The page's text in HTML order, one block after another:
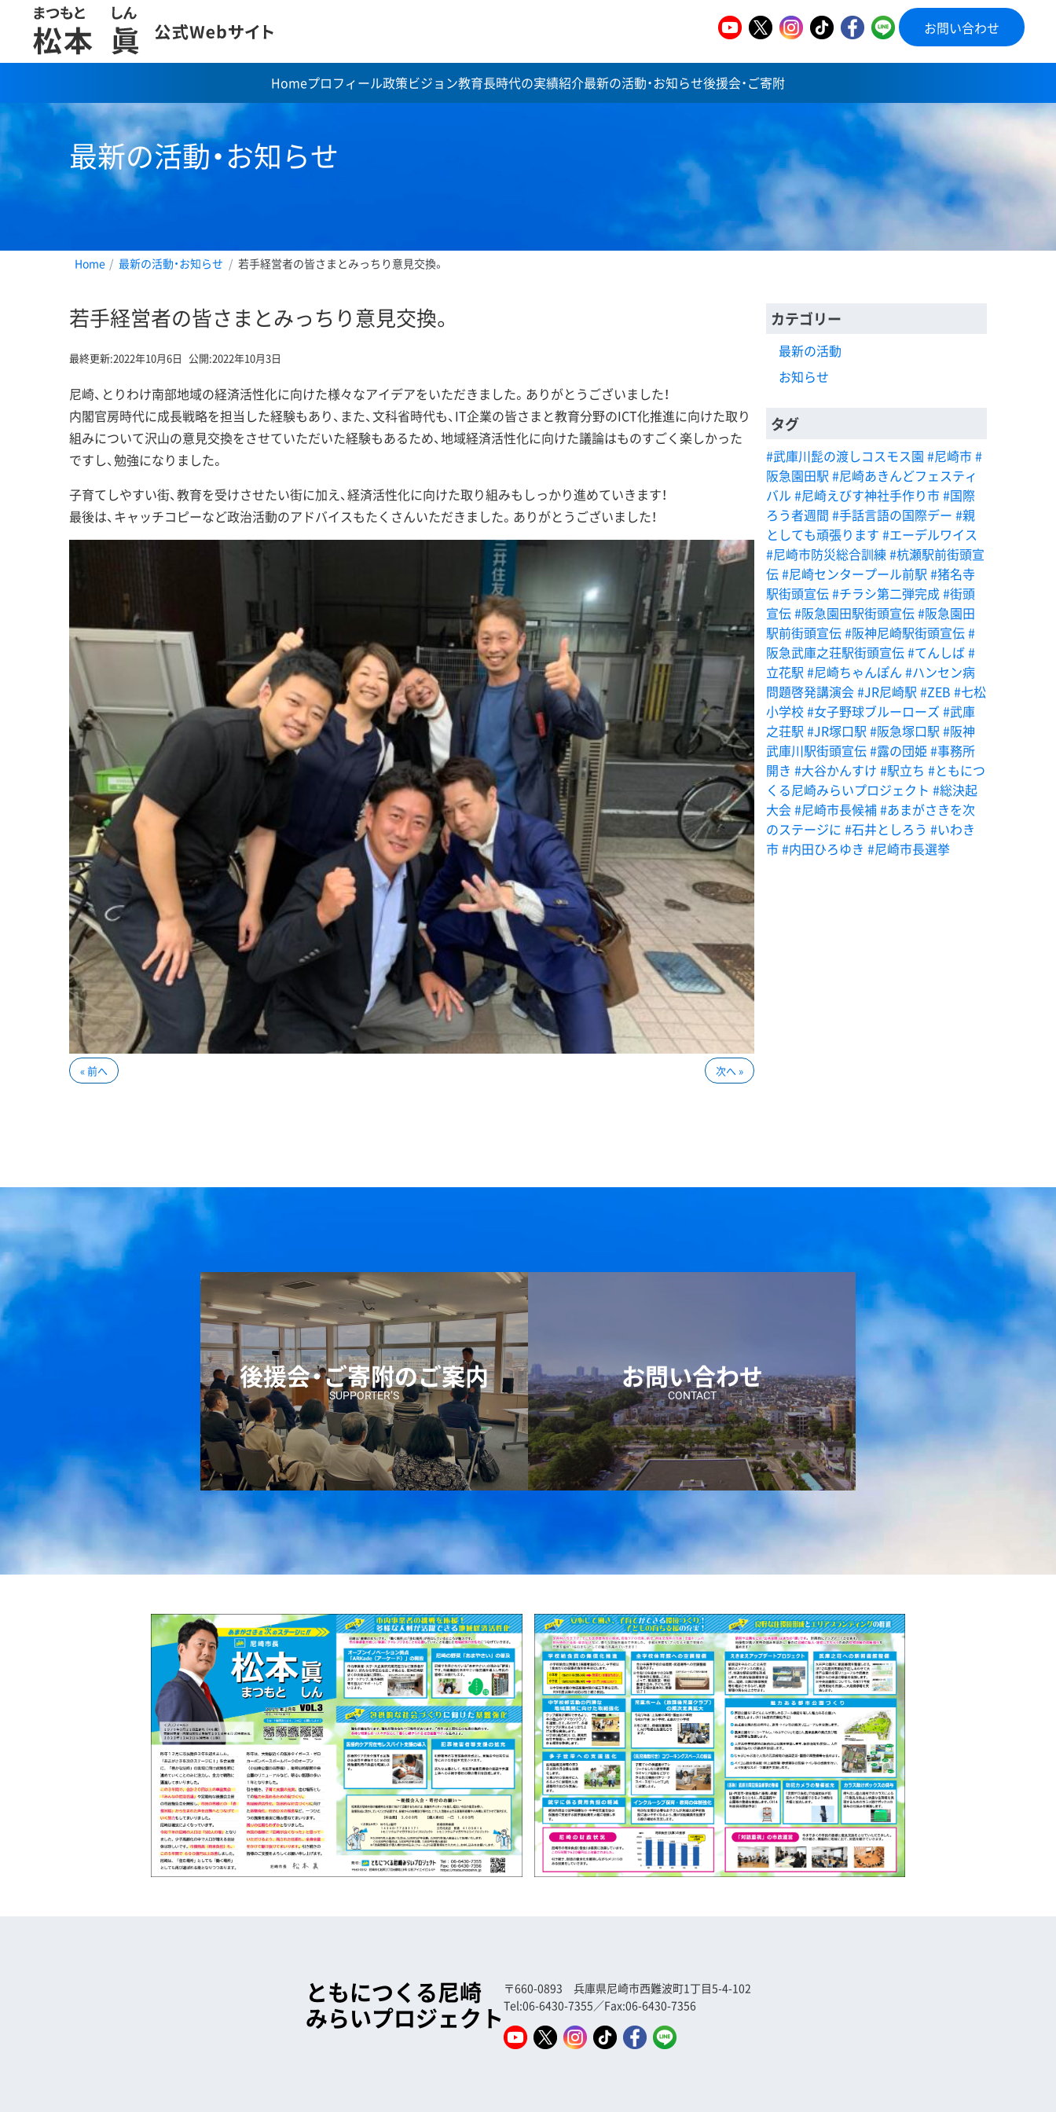
ン
テ
ツ
お問い合わせ
Homeプロフィール政策ビジョン教育長時代の実績紹介最新の活動・お知らせ後援会・ご寄附
最新の活動・お知らせ
Home 最新の活動・お知らせ 若手経営者の皆さまとみっちり意見交換。
若手経営者の皆さまとみっちり意見交換。
最終更新:2022年10月6日 公開:2022年10月3日
尼崎、とりわけ南部地域の経済活性化に向けた様々なアイデアをいただきました。ありがとうございました！
内閣官房時代に成長戦略を担当した経験もあり、また、文科省時代も、IT企業の皆さまと教育分野のICT化推進に向けた取り
組みについて沢山の意見交換をさせていただいた経験もあるため、地域経済活性化に向けた議論はものすごく楽しかった
ですし、勉強になりました。
子育てしやすい街、教育を受けさせたい街に加え、経済活性化に向けた取り組みもしっかり進めていきます！
最後は、キャッチコピーなど政治活動のアドバイスもたくさんいただきました。ありがとうございました！
« 前へ 次へ »
カテゴリー
最新の活動
お知らせ
タグ
#武庫川髭の渡しコスモス園 #尼崎市#
阪急園田駅 #尼崎あきんどフェスティ
バル #尼崎えびす神社手作り市#国際
ろう者週間 #手話言語の国際デー #親
としても頑張ります #エーデルワイス
#尼崎市防災総合訓練 #杭瀬駅前街頭宣
伝#尼崎センタープール前駅 #猪名寺
駅街頭宣伝#チラシ第二弾完成#街頭
宣伝#阪急園田駅街頭宣伝#阪急園田
駅前街頭宣伝#阪神尼崎駅街頭宣伝#
阪急武庫之荘駅街頭宣伝#てんしば#
立花駅 #尼崎ちゃんぽん #ハンセン病
問題啓発講演会#JR尼崎駅 #ZEB #七松
小学校#女子野球ブルーローズ #武庫
之荘駅 #JR塚口駅 #阪急塚口駅 #阪神
武庫川駅街頭宣伝#露の団姫 #事務所
開き #大谷かんすけ #駅立ち #ともにつ
くる尼崎みらいプロジェクト #総決起
大会#尼崎市長候補#あまがさきを次
のステージに #石井としろう #いわき
市#内田ひろゆき #尼崎市長選挙
後援会・ご寄附のご案内
SUPPORTER’S
お問い合わせ
CONTACT
ともにつくる尼崎
みらいプロジェクト
〒660-0893 兵庫県尼崎市西難波町1丁目5-4-102
Tel:06-6430-7355／Fax:06-6430-7356